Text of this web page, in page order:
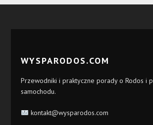
WYSPARODOS.COM
Przewodniki i praktyczne porady o Rodos i
samochodu.
kontakt@wysparodos.com